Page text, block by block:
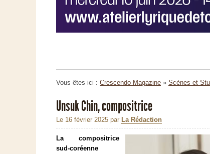
Vous êtes ici : Crescendo Magazine » Scènes et
Unsuk Chin, compositrice
Le 16 février 2025 par La Rédaction
La compositrice
sud-coréenne